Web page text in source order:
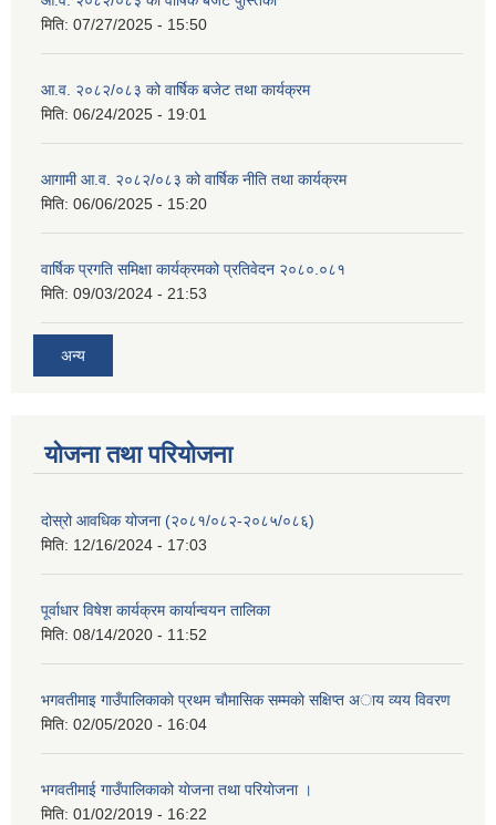
मिति: 07/27/2025 - 15:50
आ.व. २०८२/०८३ को वार्षिक बजेट तथा कार्यक्रम
मिति: 06/24/2025 - 19:01
आगामी आ.व. २०८२/०८३ को वार्षिक नीति तथा कार्यक्रम
मिति: 06/06/2025 - 15:20
वार्षिक प्रगति समिक्षा कार्यक्रमको प्रतिवेदन २०८०.०८१
मिति: 09/03/2024 - 21:53
अन्य
योजना तथा परियोजना
दोस्रो आवधिक योजना (२०८१/०८२-२०८५/०८६)
मिति: 12/16/2024 - 17:03
पूर्वाधार विषेश कार्यक्रम कार्यान्वयन तालिका
मिति: 08/14/2020 - 11:52
भगवतीमाइ गाउँपालिकाकाे प्रथम चाैमासिक सम्मकाे सक्षिप्त अाय व्यय विवरण
मिति: 02/05/2020 - 16:04
भगवतीमाई गाउँपालिकाको याेजना तथा परियाेजना ।
मिति: 01/02/2019 - 16:22